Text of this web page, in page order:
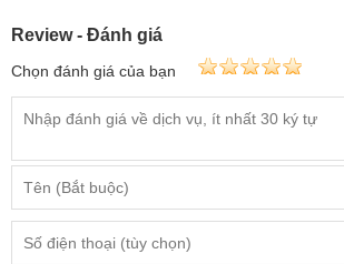
Review - Đánh giá
Chọn đánh giá của bạn